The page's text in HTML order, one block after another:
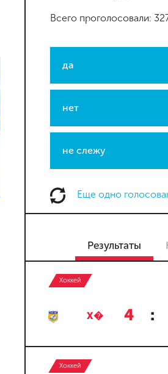
Всего проголосовали:
да
нет
не слежу
Еще одно
Результаты
Хоккей
Х� 4 :
Хоккей